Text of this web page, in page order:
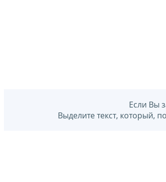
Если Вы
Выделите текст, который,